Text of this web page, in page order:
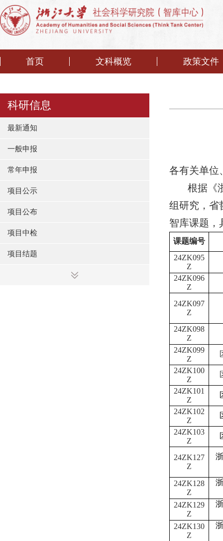
首页 文科概览 政策文件
科研信息
最新通知
一般申报
常年申报
项目公示
项目公布
项目中检
项目结题
各有关单位
根据《
组研究，省
智库课题，
课题编号
24ZK095
Z
24ZK096
Z
24ZK097
Z
24ZK098
Z
24ZK099
Z
24ZK100
Z
24ZK101
Z
24ZK102
Z
24ZK103
Z
24ZK127
Z
24ZK128
Z
24ZK129
Z
24ZK130
Z